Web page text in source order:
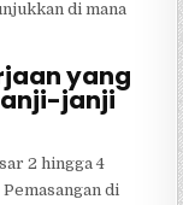
di mana
yang
janji
2 hingga 4
di